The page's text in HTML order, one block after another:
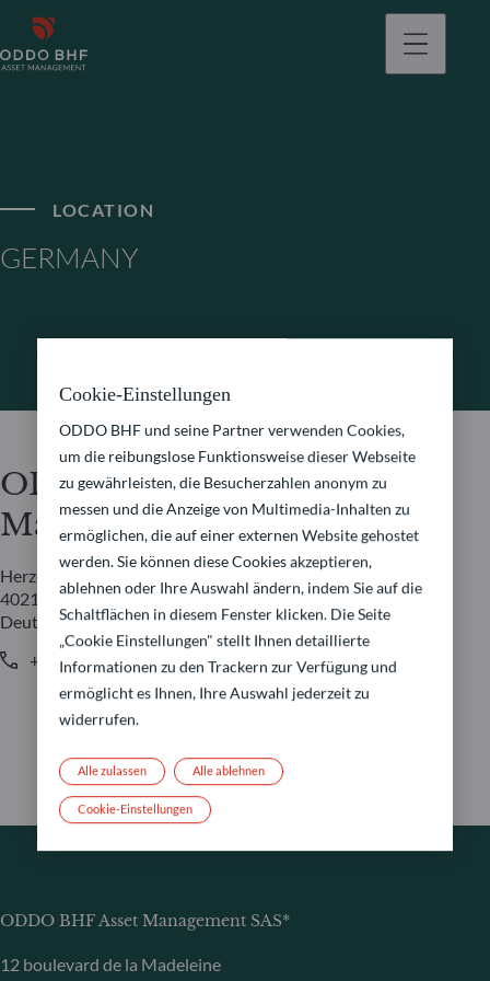
LOCATION
GERMANY
ODDO BHF Asset
Management GmbH
Herzogstraße 15
40217 Düsseldorf
Deutschland
+49 (0) 211 239 24 01
ODDO BHF Asset Management SAS*
12 boulevard de la Madeleine
Cookie-Einstellungen
ODDO BHF und seine Partner verwenden Cookies,
um die reibungslose Funktionsweise dieser Webseite
zu gewährleisten, die Besucherzahlen anonym zu
messen und die Anzeige von Multimedia-Inhalten zu
ermöglichen, die auf einer externen Website gehostet
werden. Sie können diese Cookies akzeptieren,
ablehnen oder Ihre Auswahl ändern, indem Sie auf die
Schaltflächen in diesem Fenster klicken. Die Seite
„Cookie Einstellungen" stellt Ihnen detaillierte
Informationen zu den Trackern zur Verfügung und
ermöglicht es Ihnen, Ihre Auswahl jederzeit zu
widerrufen.
Alle ablehnen
Alle zulassen
Cookie-Einstellungen